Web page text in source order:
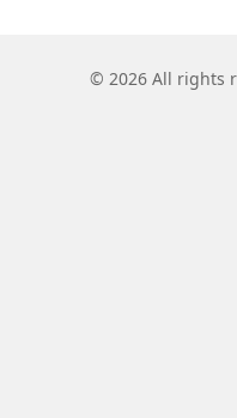
© 2026 All rights